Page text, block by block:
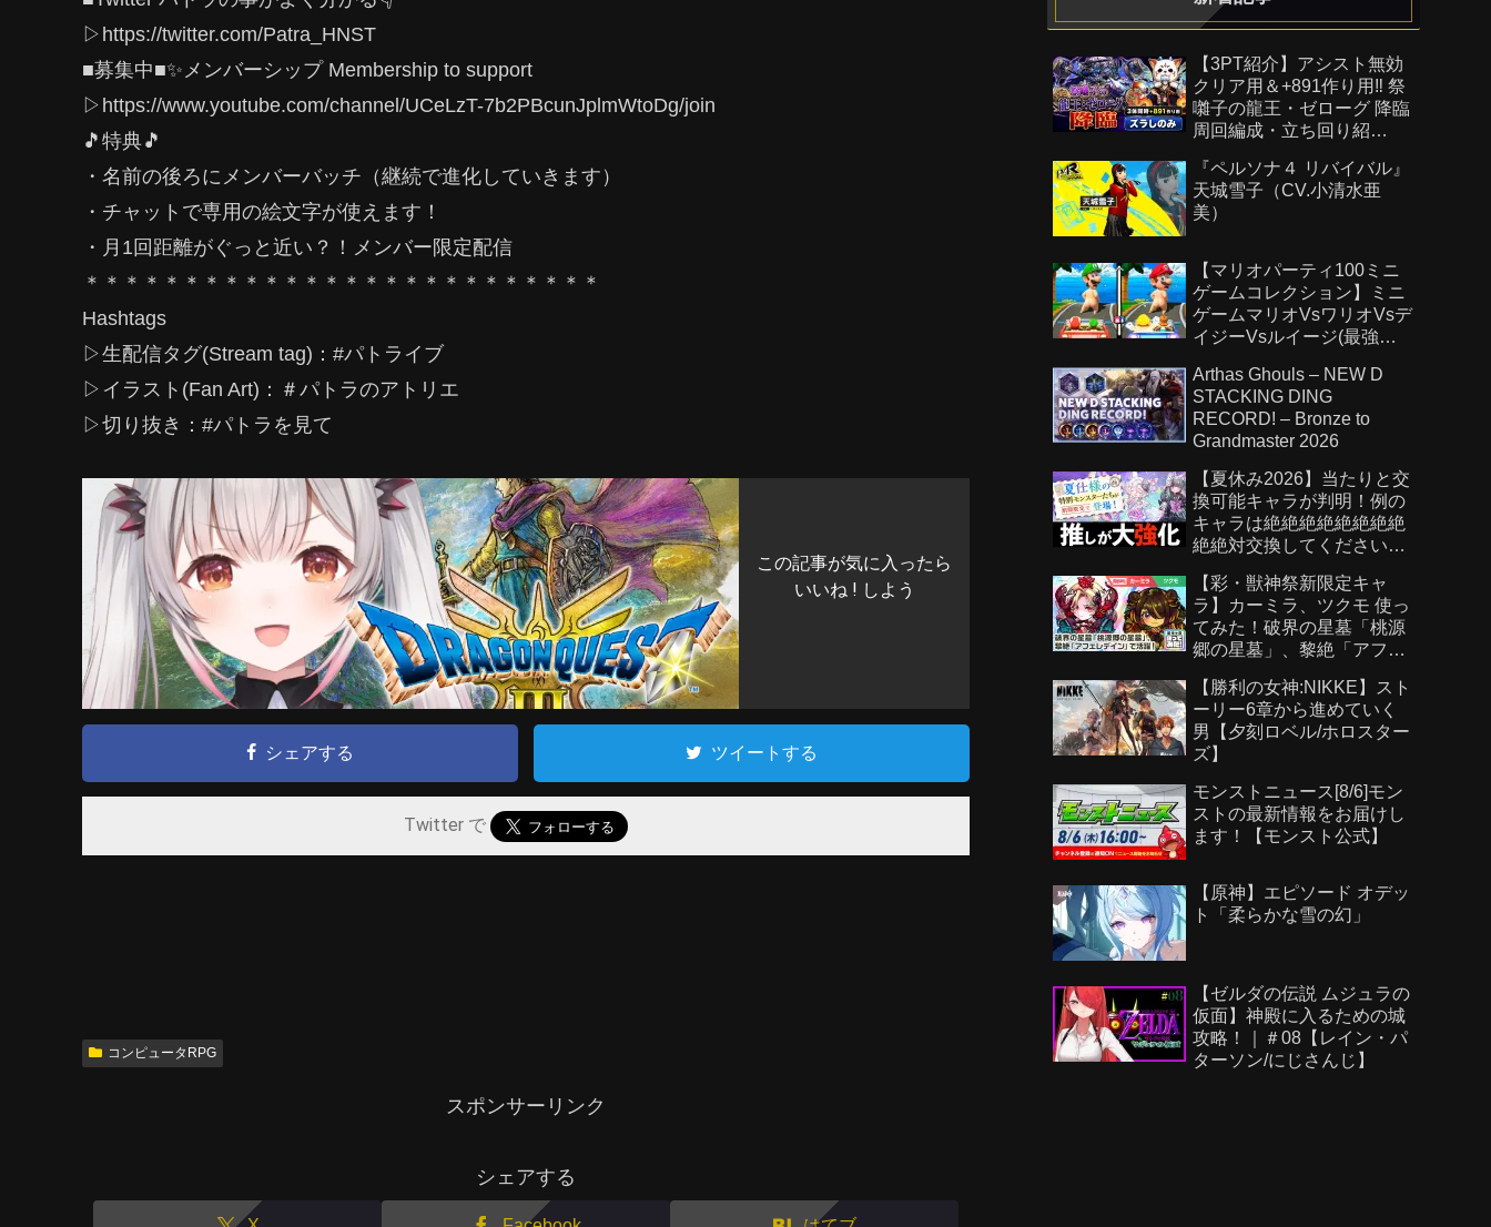
▷https://twitter.com/Patra_HNST
■募集中■✨メンバーシップ Membership to support
▷https://www.youtube.com/channel/UCeLzT-7b2PBcunJplmWtoDg/join
🎵特典🎵
・名前の後ろにメンバーバッチ（継続で進化していきます）
・チャットで専用の絵文字が使えます！
・月1回距離がぐっと近い？！メンバー限定配信
＊＊＊＊＊＊＊＊＊＊＊＊＊＊＊＊＊＊＊＊＊＊＊＊＊＊
Hashtags
▷生配信タグ(Stream tag)：#パトライブ
▷イラスト(Fan Art)：＃パトラのアトリエ
▷切り抜き：#パトラを見て
この記事が気に入ったら
いいね ! しよう
シェアする ツイートする
Twitter で
コンピュータRPG
スポンサーリンク
シェアする
【3PT紹介】アシスト無効
クリア用＆+891作り用‼️ 祭
囃子の龍王・ゼローグ 降臨
周回編成・立ち回り紹
ドラゴンズ】
『ペルソナ４ リバイバル』
天城雪子（CV.小清水亜
美）
【マリオパーティ100ミニ
ゲームコレクション】ミニ
ゲームマリオVsワリオVsデ
イジーVsルイージ(最強
Arthas Ghouls – NEW D
STACKING DING
RECORD! – Bronze to
Grandmaster 2026
【夏休み2026】当たりと交
換可能キャラが判明！例の
キャラは絶絶絶絶絶絶絶絶
絶絶対交換してください！
【彩・獣神祭新限定キャ
ラ】カーミラ、ツクモ 使っ
てみた！破界の星墓「桃源
郷の星墓」、黎絶「アフェ
ショットスキル、アシスト
スキルに注目！【新キャラ
使ってみた｜モンスト公
式】
【勝利の女神:NIKKE】スト
ーリー6章から進めていく
男【夕刻ロベル/ホロスター
ズ】
モンストニュース[8/6]モン
ストの最新情報をお届けし
ます！【モンスト公式】
【原神】エピソード オデッ
ト「柔らかな雪の幻」
【ゼルダの伝説 ムジュラの
仮面】神殿に入るための城
攻略！｜＃08【レイン・パ
ターソン/にじさんじ】